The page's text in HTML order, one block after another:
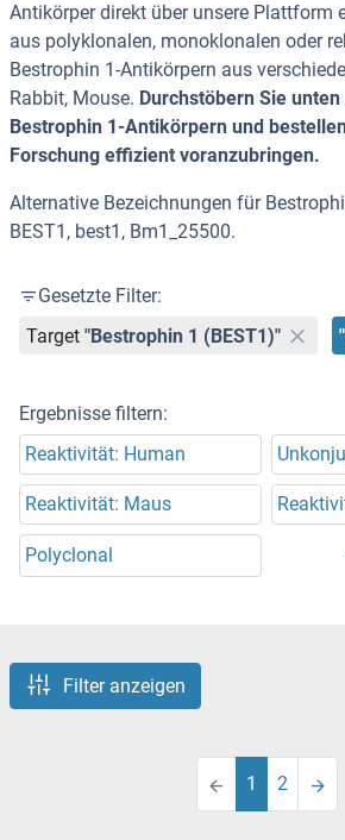
Antikörper direkt über unsere Plattform
aus polyklonalen, monoklonalen oder
Bestrophin 1-Antikörpern aus
Rabbit, Mouse. Durchstöbern Sie
Bestrophin 1-Antikörpern und
Forschung effizient voranzubringen.
Alternative Bezeichnungen für
BEST1, best1, Bm1_25500.
Gesetzte Filter:
Target "Bestrophin 1 (BEST1)"
Ergebnisse filtern:
Reaktivität: Human
Reaktivität: Maus
Polyclonal
Filter anzeigen
1 2